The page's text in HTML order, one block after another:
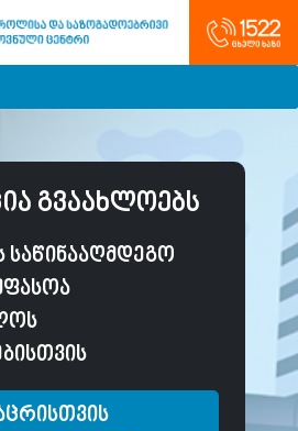
გვაახლოებს
საწინააღმდეგო